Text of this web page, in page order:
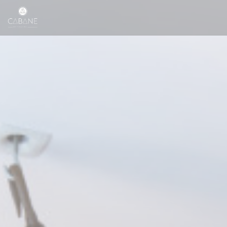
Personnalisation de vos choix en matière de cookies